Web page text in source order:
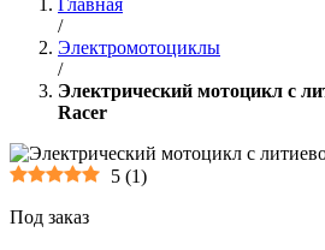
Главная
/
Электромотоциклы
/
Электрический мотоцикл с
Racer
5 (1)
Под заказ